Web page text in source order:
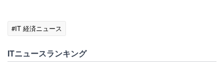
#IT 経済ニュース
ITニュースランキング